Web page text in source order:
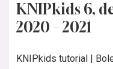
KNIPkids 6,
2020 – 2021
KNIPkids tutorial |